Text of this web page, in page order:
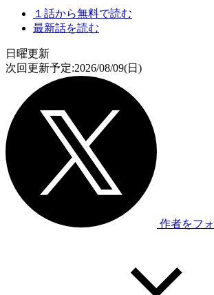
１話から無料で読む
最新話を読む
日曜更新
次回更新予定:2026/08/09(日)
作者をフ